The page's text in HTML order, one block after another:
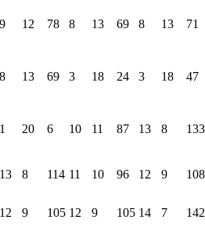
9 12 78 8 13 69 8 13 71
8 13 69 3 18 24 3 18 47
1 20 6 10 11 87 13 8 133
13 8 114 11 10 96 12 9 108
12 9 105 12 9 105 14 7 142